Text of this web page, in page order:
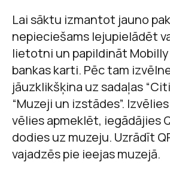
Lai sāktu izmantot jauno
nepieciešams lejupielādēt
lietotni un papildināt
bankas karti. Pēc tam
jāuzklikšķina uz sadaļas
“Muzeji un izstādes”.
vēlies apmeklēt, iegādājies
dodies uz muzeju. Uzrādīt
vajadzēs pie ieejas muzejā.